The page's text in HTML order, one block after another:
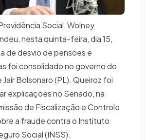
Social, Wolney
nesta quinta-feira, dia 15,
de desvio de pensões e
foi consolidado no governo do
Bolsonaro (PL). Queiroz foi
explicações no Senado, na
de Fiscalização e Controle
a fraude contra o Instituto
Social (INSS).